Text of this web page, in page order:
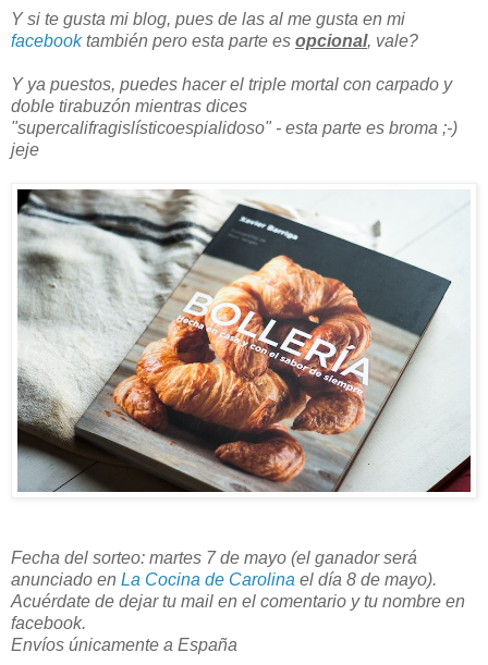
Y si te gusta mi blog, pues de las al me gusta en mi
facebooktambién pero esta parte es opcional, vale?
Y ya puestos, puedes hacer el triple mortal con carpado y
doble tirabuzón mientras dices
"supercalifragislísticoespialidoso" - esta parte es broma ;-)
jeje
Fecha del sorteo: martes 7 de mayo (el ganador será
anunciado en La Cocina de Carolina el día 8 de mayo).
Acuérdate de dejar tu mail en el comentario y tu nombre en
facebook.
Envíos únicamente a España